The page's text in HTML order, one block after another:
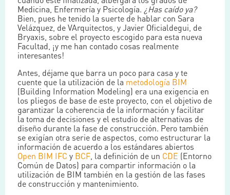
Medicina, Enfermería y Psicología. ¿Has caído ya?
Bien, pues he tenido la suerte de hablar con Sara
Velázquez, de VArquitectos, y Javier Oficialdegui, de
Bryaxis, sobre el proyecto escogido para esta nueva
Facultad, ¡y me han contado cosas realmente
interesantes!
Antes, déjame que barra un poco para casa y te
cuente que la utilización de la metodología BIM
(Building Information Modeling) era una exigencia en
los pliegos de base de este proyecto, con el objetivo de
garantizar la coherencia de la información y facilitar
la toma de decisiones y el estudio de alternativas de
diseño durante la fase de construcción. Pero también
se exigían otra serie de aspectos, como estructurar la
información de acuerdo a los estándares abiertos
Open BIM IFC y BCF , la definición de un CDE (Entorno
Común de Datos) para compartir información o la
utilización de BIM también en la gestión de las fases
de construcción y mantenimiento.